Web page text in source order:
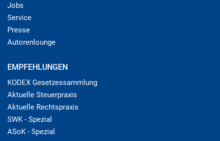
Jobs
Service
Presse
Autorenlounge
EMPFEHLUNGEN
KODEX Gesetzessammlung
Aktuelle Steuerpraxis
Aktuelle Rechtspraxis
SWK - Spezial
ASoK - Spezial